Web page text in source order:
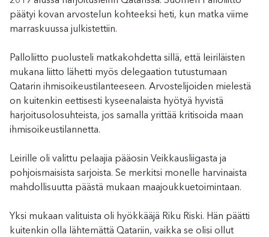
päätyi kovan arvostelun kohteeksi heti, kun matka viime
marraskuussa julkistettiin.
Palloliitto puolusteli matkakohdetta sillä, että leiriläisten
mukana liitto lähetti myös delegaation tutustumaan
Qatarin ihmisoikeustilanteeseen. Arvostelijoiden mielestä
on kuitenkin eettisesti kyseenalaista hyötyä hyvistä
harjoitusolosuhteista, jos samalla yrittää kritisoida maan
ihmisoikeustilannetta.
Leirille oli valittu pelaajia pääosin Veikkausliigasta ja
pohjoismaisista sarjoista. Se merkitsi monelle harvinaista
mahdollisuutta päästä mukaan maajoukkuetoimintaan.
Yksi mukaan valituista oli hyökkääjä Riku Riski. Hän päätti
kuitenkin olla lähtemättä Qatariin, vaikka se olisi ollut